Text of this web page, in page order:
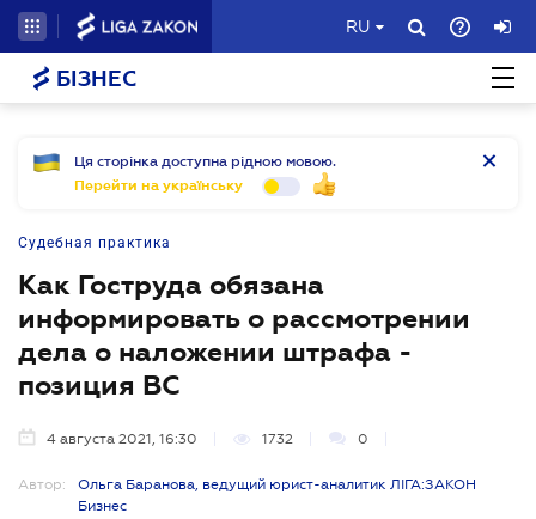
RU
БІЗНЕС
Ця сторінка доступна рідною мовою.
Перейти на українську
Судебная практика
Как Гоструда обязана
информировать о рассмотрении
дела о наложении штрафа -
позиция ВС
4 августа 2021, 16:30 1732 0
Автор:
Ольга Баранова, ведущий юрист-аналитик ЛІГА:ЗАКОН
Бизнес